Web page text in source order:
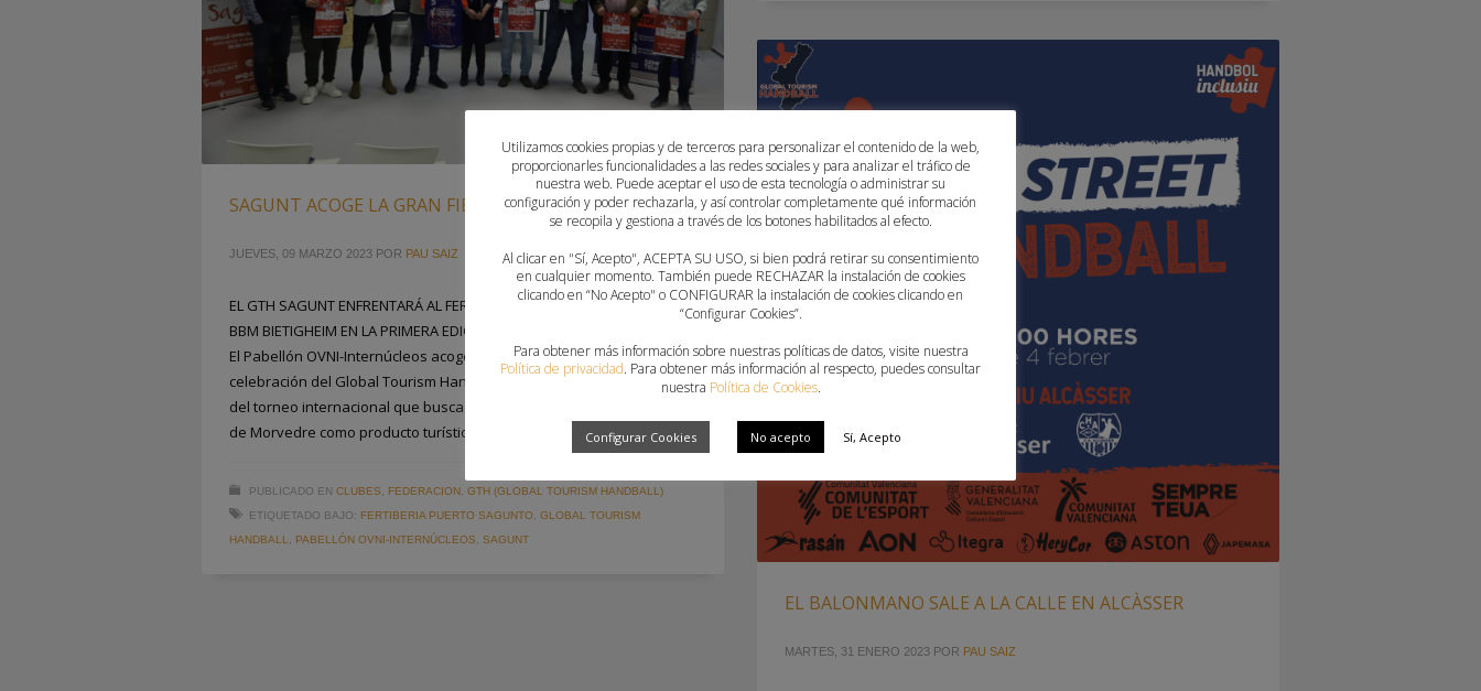
SAGUNT ACOGE LA GRAN FIESTA DEL BALONMANO
JUEVES, 09 MARZO 2023 POR PAU SAIZ
EL GTH SAGUNT ENFRENTARÁ AL FERTIBERIA PUERTO SAGUNTO Y EL SG
BBM BIETIGHEIM EN LA PRIMERA EDICIÓN DEL TORNEO INTERNACIONAL
El Pabellón OVNI-Internúcleos acogerá este sábado 11 de marzo la
celebración del Global Tourism Handball Sagunt, la primera edición
del torneo internacional que busca posicionar la capital de El Camp
de Morvedre como producto turístico
PUBLICADO EN CLUBES FEDERACION GTH (GLOBAL TOURISM HANDBALL)
ETIQUETADO BAJO: FERTIBERIA PUERTO SAGUNTO GLOBAL TOURISM
HANDBALL
PABELLÓN OVNI-INTERNÚCLEOS SAGUNT
EL BALONMANO SALE A LA CALLE EN ALCÀSSER
MARTES, 31 ENERO 2023 POR PAU SAIZ
Utilizamos cookies propias y de terceros para personalizar el contenido de la web,
proporcionarles funcionalidades a las redes sociales y para analizar el tráfico de
nuestra web. Puede aceptar el uso de esta tecnología o administrar su
configuración y poder rechazarla, y así controlar completamente qué información
se recopila y gestiona a través de los botones habilitados al efecto.
Al clicar en "Sí, Acepto", ACEPTA SU USO, si bien podrá retirar su consentimiento
en cualquier momento. También puede RECHAZAR la instalación de cookies
clicando en “No Acepto" o CONFIGURAR la instalación de cookies clicando en
“Configurar Cookies”.
Para obtener más información sobre nuestras políticas de datos, visite nuestra
Política de privacidad. Para obtener más información al respecto, puedes consultar
nuestra Política de Cookies.
Configurar Cookies No acepto Sí, Acepto